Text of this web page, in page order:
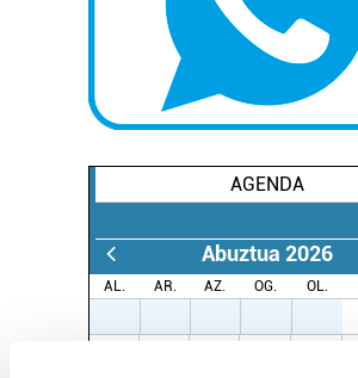
AGENDA
Abuztua 2026
AL. AR. AZ. OG. OL.